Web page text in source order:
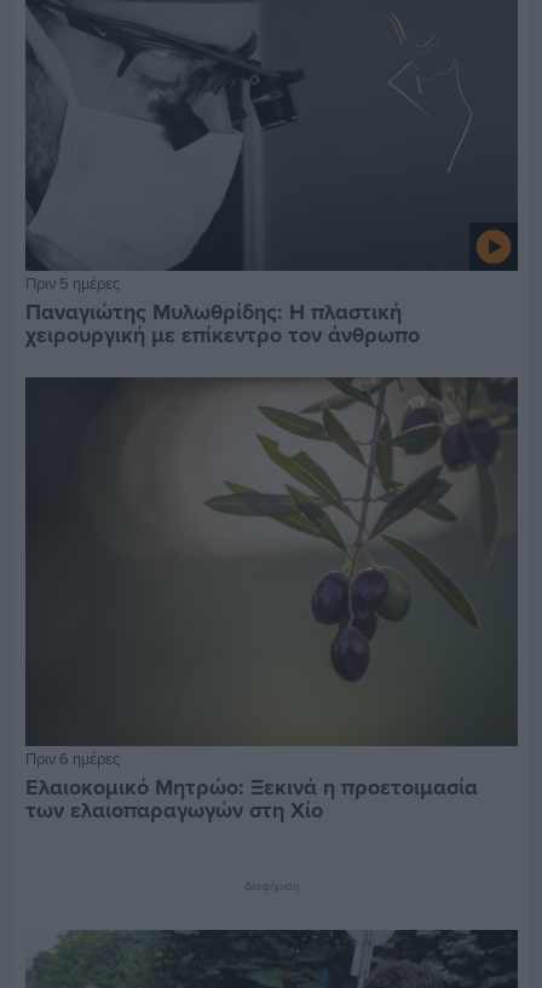
Πριν 5 ημέρες
Παναγιώτης Μυλωθρίδης: Η πλαστική
χειρουργική με επίκεντρο τον άνθρωπο
Πριν 6 ημέρες
Ελαιοκομικό Μητρώο: Ξεκινά η προετοιμασία
των ελαιοπαραγωγών στη Χίο
Διαφήμιση